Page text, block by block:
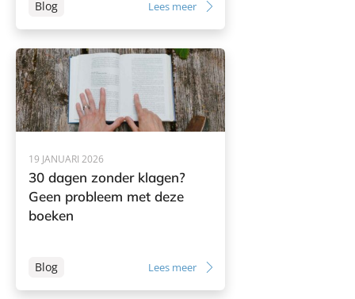
Blog Lees meer
19 JANUARI 2026
30 dagen zonder klagen?
Geen probleem met deze
boeken
Blog Lees meer